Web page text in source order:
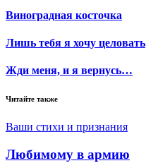
Виноградная косточка
Лишь тебя я хочу целовать
Жди меня, и я вернусь…
Читайте также
Ваши стихи и признания
Любимому в армию